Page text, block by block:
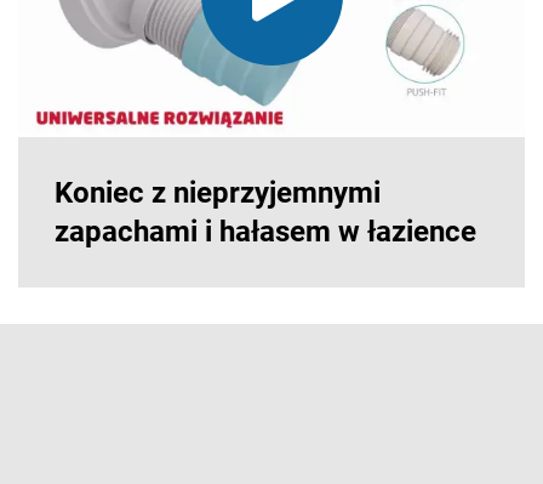
Koniec z nieprzyjemnymi
zapachami i hałasem w łazience